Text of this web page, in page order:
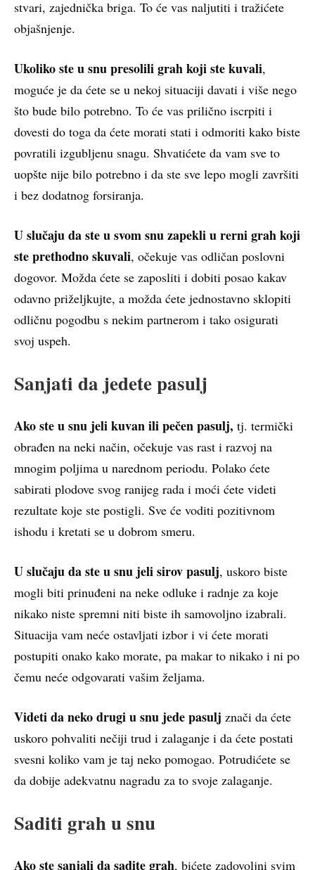
stvari, zajednička briga. To će vas naljutiti i tražićete
objašnjenje.
Ukoliko ste u snu presolili grah koji ste kuvali,
moguće je da ćete se u nekoj situaciji davati i više nego
što bude bilo potrebno. To će vas prilično iscrpiti i
dovesti do toga da ćete morati stati i odmoriti kako biste
povratili izgubljenu snagu. Shvatićete da vam sve to
uopšte nije bilo potrebno i da ste sve lepo mogli završiti
i bez dodatnog forsiranja.
U slučaju da ste u svom snu zapekli u rerni grah koji
ste prethodno skuvali, očekuje vas odličan poslovni
dogovor. Možda ćete se zaposliti i dobiti posao kakav
odavno priželjkujte, a možda ćete jednostavno sklopiti
odličnu pogodbu s nekim partnerom i tako osigurati
svoj uspeh.
Sanjati da jedete pasulj
Ako ste u snu jeli kuvan ili pečen pasulj, tj. termički
obrađen na neki način, očekuje vas rast i razvoj na
mnogim poljima u narednom periodu. Polako ćete
sabirati plodove svog ranijeg rada i moći ćete videti
rezultate koje ste postigli. Sve će voditi pozitivnom
ishodu i kretati se u dobrom smeru.
U slučaju da ste u snu jeli sirov pasulj, uskoro biste
mogli biti prinuđeni na neke odluke i radnje za koje
nikako niste spremni niti biste ih samovoljno izabrali.
Situacija vam neće ostavljati izbor i vi ćete morati
postupiti onako kako morate, pa makar to nikako i ni po
čemu neće odgovarati vašim željama.
Videti da neko drugi u snu jede pasulj znači da ćete
uskoro pohvaliti nečiji trud i zalaganje i da ćete postati
svesni koliko vam je taj neko pomogao. Potrudićete se
da dobije adekvatnu nagradu za to svoje zalaganje.
Saditi grah u snu
Ako ste sanjali da sadite grah, bićete zadovoljni svim